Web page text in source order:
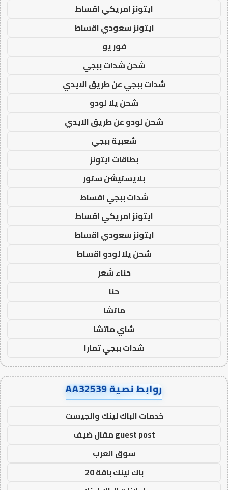
ايتونز امريكي اقساط
ايتونز سعودي اقساط
فور يو
شحن شدات ببجي
شدات ببجي عن طريق الايدي
شحن يلا لودو
شحن لودو عن طريق الايدي
شعبية ببجي
بطاقات ايتونز
بلايستيشن ستور
شدات ببجي اقساط
ايتونز امريكي اقساط
ايتونز سعودي اقساط
شحن يلا لودو اقساط
حناء شعر
حنا
ماتشا
شاي ماتشا
شدات ببجي تمارا
روابط نصية AA32539
خدمات الباك لينك والجيست
guest post مقال ضيف
سوق العرب
باك لينك باقة 20